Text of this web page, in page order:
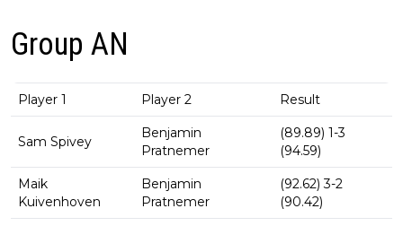
Group AN
Player 1 Player 2 Result
Sam Spivey
Benjamin
Pratnemer
(89.89) 1-3
(94.59)
Maik
Kuivenhoven
Benjamin
Pratnemer
(92.62) 3-2
(90.42)